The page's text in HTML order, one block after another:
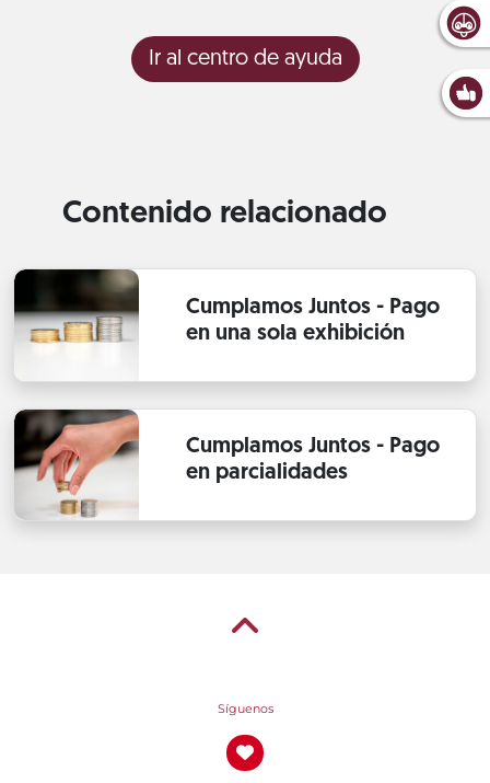
Ir al centro de ayuda
Contenido relacionado
Cumplamos Juntos - Pago
en una sola exhibición
Cumplamos Juntos - Pago
en parcialidades
Síguenos